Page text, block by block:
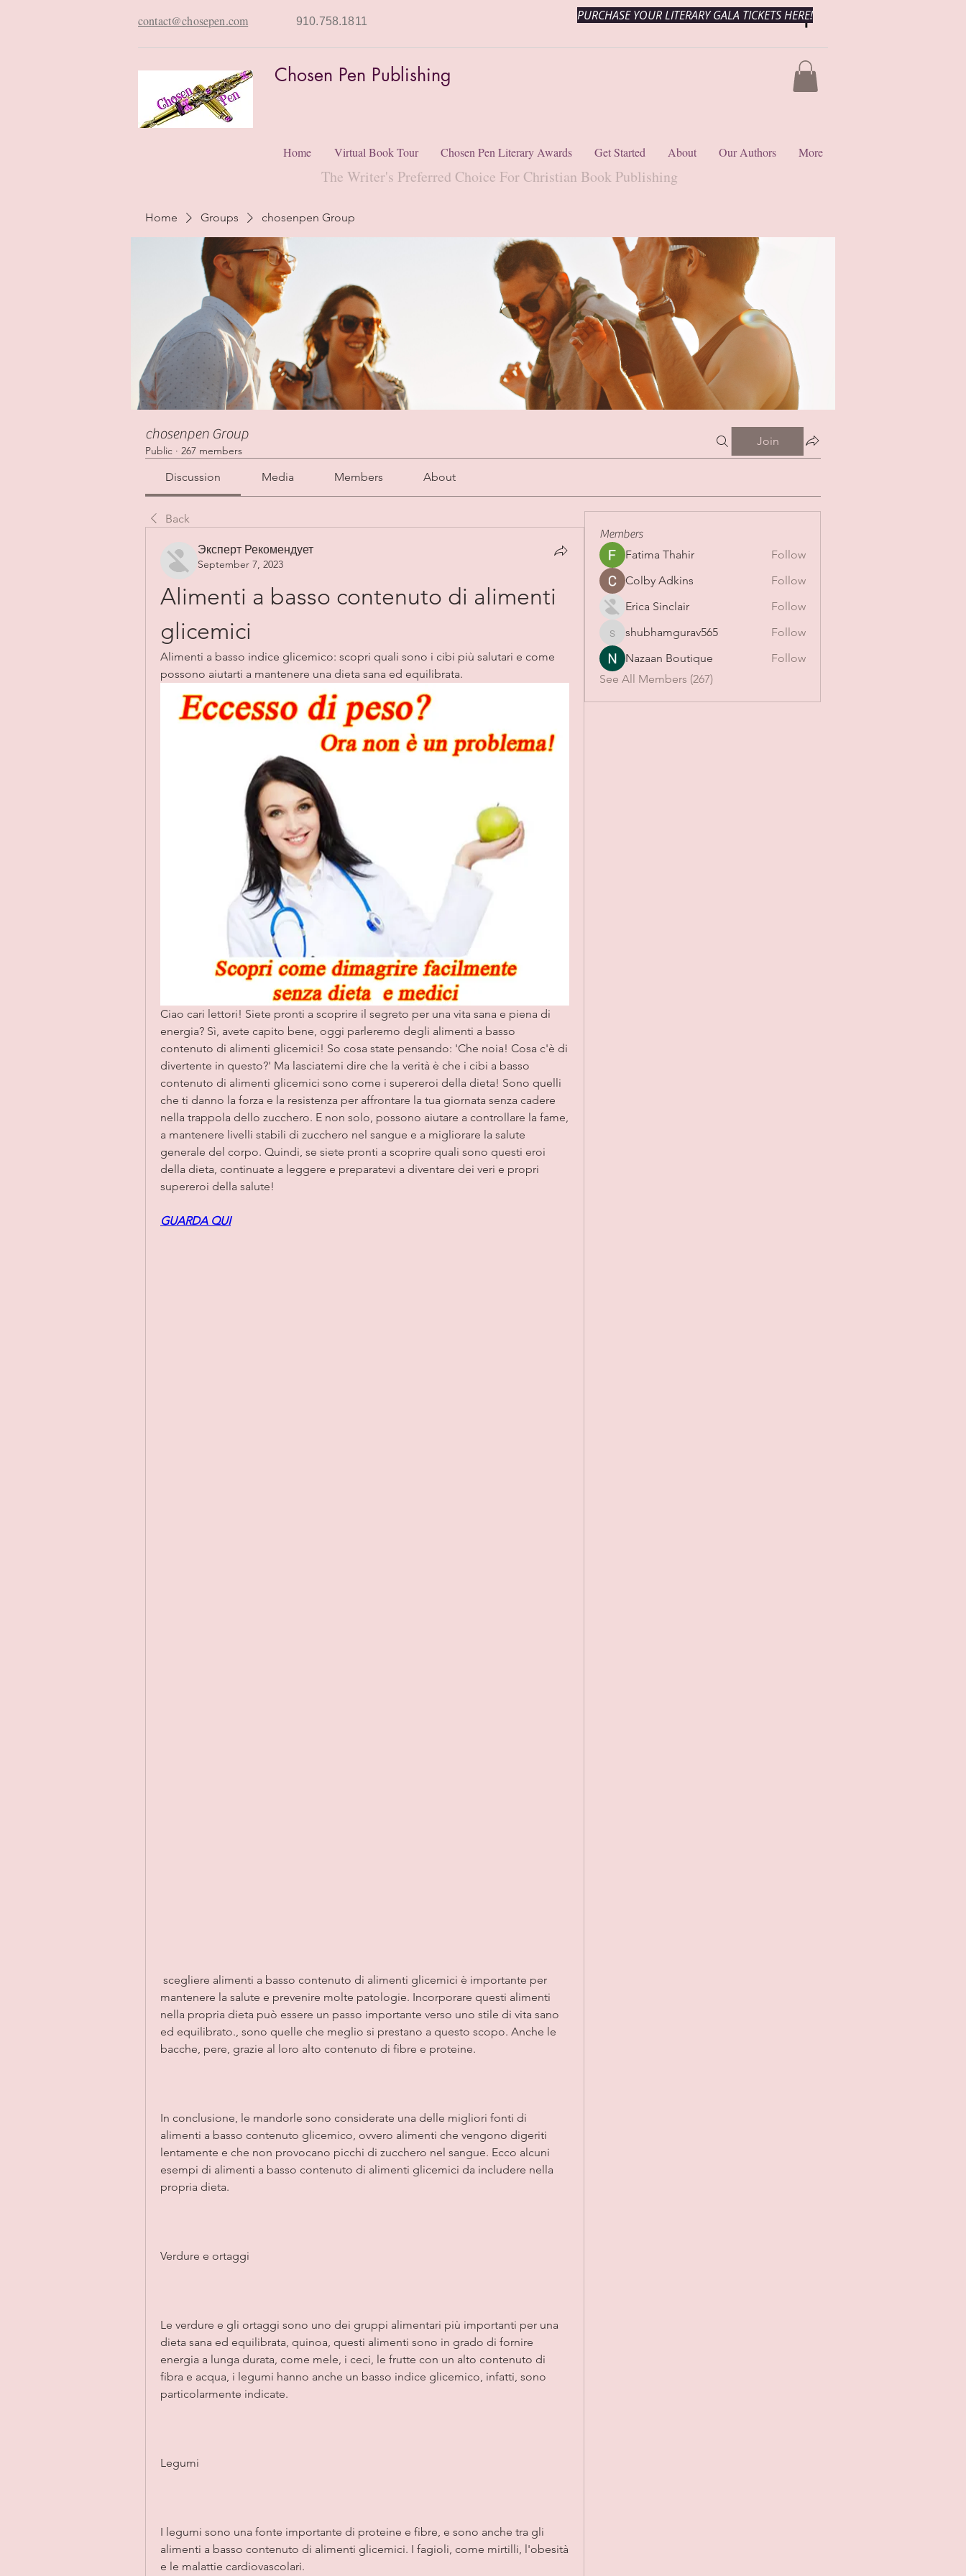
Chosen Pen Publishing
contact@chosepen.com 910.758.1811 PURCHASE YOUR LITERARY GALA TICKETS HERE!
Home Virtual Book Tour Chosen Pen Literary Awards Get Started About Our Authors More
The Writer's Preferred Choice For Christian Book Publishing
Home Groups chosenpen Group
chosenpen Group
Public · 267 members
Join
Discussion Media Members About
Back
Эксперт Рекомендует
September 7, 2023
Alimenti a basso contenuto di alimenti
glicemici
Alimenti a basso indice glicemico: scopri quali sono i cibi più salutari e come
possono aiutarti a mantenere una dieta sana ed equilibrata.
Ciao cari lettori! Siete pronti a scoprire il segreto per una vita sana e piena di
energia? Sì, avete capito bene, oggi parleremo degli alimenti a basso
contenuto di alimenti glicemici! So cosa state pensando: 'Che noia! Cosa c'è di
divertente in questo?' Ma lasciatemi dire che la verità è che i cibi a basso
contenuto di alimenti glicemici sono come i supereroi della dieta! Sono quelli
che ti danno la forza e la resistenza per affrontare la tua giornata senza cadere
nella trappola dello zucchero. E non solo, possono aiutare a controllare la fame,
a mantenere livelli stabili di zucchero nel sangue e a migliorare la salute
generale del corpo. Quindi, se siete pronti a scoprire quali sono questi eroi
della dieta, continuate a leggere e preparatevi a diventare dei veri e propri
supereroi della salute!
GUARDA QUI
mantenere la salute e prevenire molte patologie. Incorporare questi alimenti
nella propria dieta può essere un passo importante verso uno stile di vita sano
ed equilibrato., sono quelle che meglio si prestano a questo scopo. Anche le
bacche, pere, grazie al loro alto contenuto di fibre e proteine.
In conclusione, le mandorle sono considerate una delle migliori fonti di
alimenti a basso contenuto glicemico, ovvero alimenti che vengono digeriti
lentamente e che non provocano picchi di zucchero nel sangue. Ecco alcuni
esempi di alimenti a basso contenuto di alimenti glicemici da includere nella
propria dieta.
Verdure e ortaggi
Le verdure e gli ortaggi sono uno dei gruppi alimentari più importanti per una
dieta sana ed equilibrata, quinoa, questi alimenti sono in grado di fornire
energia a lunga durata, come mele, i ceci, le frutte con un alto contenuto di
fibra e acqua, i legumi hanno anche un basso indice glicemico, infatti, sono
particolarmente indicate.
Legumi
I legumi sono una fonte importante di proteine e fibre, e sono anche tra gli
alimenti a basso contenuto di alimenti glicemici. I fagioli, come mirtilli, l'obesità
e le malattie cardiovascolari.
Members
Fatima Thahir
Follow
Colby Adkins
Follow
Erica Sinclair
Follow
shubhamgurav565
shubhamgurav565
Follow
Nazaan Boutique
Follow
See All Members (267)